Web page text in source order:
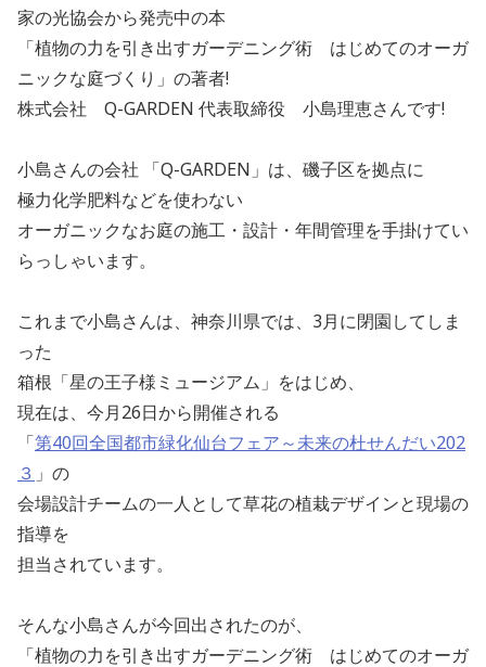
家の光協会から発売中の本
「植物の力を引き出すガーデニング術 はじめてのオーガ
ニックな庭づくり」の著者!
株式会社 Q-GARDEN 代表取締役 小島理恵さんです!
小島さんの会社 「Q-GARDEN」は、磯子区を拠点に
極力化学肥料などを使わない
オーガニックなお庭の施工・設計・年間管理を手掛けてい
らっしゃいます。
これまで小島さんは、神奈川県では、3月に閉園してしま
った
箱根「星の王子様ミュージアム」をはじめ、
現在は、今月26日から開催される
「第40回全国都市緑化仙台フェア～未来の杜せんだい202
３ 」の
会場設計チームの一人として草花の植栽デザインと現場の
指導を
担当されています。
そんな小島さんが今回出されたのが、
「植物の力を引き出すガーデニング術 はじめてのオーガ